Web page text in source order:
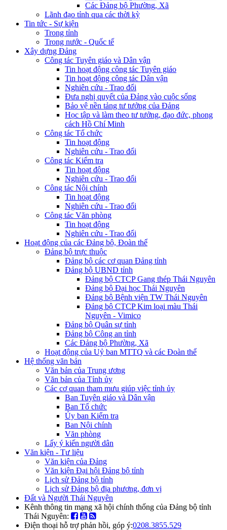
Các Đảng bộ Phường, Xã
Lãnh đạo tỉnh qua các thời kỳ
Tin tức - Sự kiện
Trong tỉnh
Trong nước - Quốc tế
Xây dựng Đảng
Công tác Tuyên giáo và Dân vận
Tin hoạt động công tác Tuyên giáo
Tin hoạt động công tác Dân vận
Nghiên cứu - Trao đổi
Đưa nghị quyết của Đảng vào cuộc sống
Bảo vệ nền tảng tư tưởng của Đảng
Học tập và làm theo tư tưởng, đạo đức, phong
cách Hồ Chí Minh
Công tác Tổ chức
Tin hoạt động
Nghiên cứu - Trao đổi
Công tác Kiểm tra
Tin hoạt động
Nghiên cứu - Trao đổi
Công tác Nội chính
Tin hoạt động
Nghiên cứu - Trao đổi
Công tác Văn phòng
Tin hoạt động
Nghiên cứu - Trao đổi
Hoạt động của các Đảng bộ, Đoàn thể
Đảng bộ trực thuộc
Đảng bộ các cơ quan Đảng tỉnh
Đảng bộ UBND tỉnh
Đảng bộ CTCP Gang thép Thái Nguyên
Đảng bộ Đại học Thái Nguyên
Đảng bộ Bệnh viện TW Thái Nguyên
Đảng bộ CTCP Kim loại màu Thái
Nguyên - Vimico
Đảng bộ Quân sự tỉnh
Đảng bộ Công an tỉnh
Các Đảng bộ Phường, Xã
Hoạt động của Uỷ ban MTTQ và các Đoàn thể
Hệ thống văn bản
Văn bản của Trung ương
Văn bản của Tỉnh ủy
Các cơ quan tham mưu giúp việc tỉnh ủy
Ban Tuyên giáo và Dân vận
Ban Tổ chức
Ủy ban Kiểm tra
Ban Nội chính
Văn phòng
Lấy ý kiến người dân
Văn kiện - Tư liệu
Văn kiện của Đảng
Văn kiện Đại hội Đảng bộ tỉnh
Lịch sử Đảng bộ tỉnh
Lịch sử Đảng bộ địa phương, đơn vị
Đất và Người Thái Nguyên
Kênh thông tin mạng xã hội chính thống của Đảng bộ tỉnh
Thái Nguyên:
Điện thoại hỗ trợ phản hồi, góp ý:0208.3855.529